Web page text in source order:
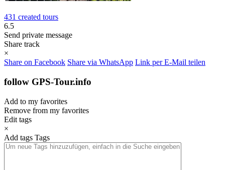
431 created tours
6.5
Send private message
Share track
×
Share on Facebook Share via WhatsApp Link per E-Mail teilen
follow GPS-Tour.info
Add to my favorites
Remove from my favorites
Edit tags
×
Add tags Tags